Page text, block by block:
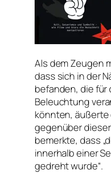
Als dem Zeugen
dass sich in der
befanden, die für
Beleuchtung
könnten, äußerte
gegenüber
bemerkte, dass
innerhalb einer
gedreht wurde“.